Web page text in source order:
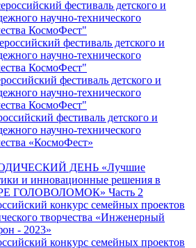
фестиваль детского и
научно-технического
КосмоФест"
фестиваль детского и
научно-технического
КосмоФест"
фестиваль детского и
научно-технического
КосмоФест"
фестиваль детского и
научно-технического
«КосмоФест»
ДЕНЬ «Лучшие
и инновационные решения в
ГОЛОВОЛОМОК» Часть 2
конкурс семейных проектов
творчества «Инженерный
- 2023»
конкурс семейных проектов